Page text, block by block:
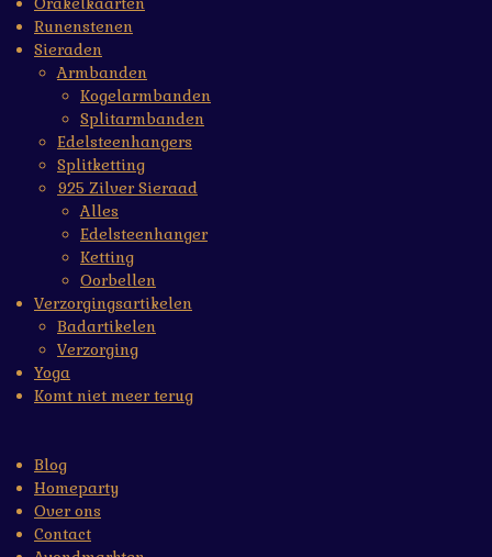
Runenstenen
Sieraden
Armbanden
Kogelarmbanden
Splitarmbanden
Edelsteenhangers
Splitketting
925 Zilver Sieraad
Alles
Edelsteenhanger
Ketting
Oorbellen
Verzorgingsartikelen
Badartikelen
Verzorging
Yoga
Komt niet meer terug
Blog
Homeparty
Over ons
Contact